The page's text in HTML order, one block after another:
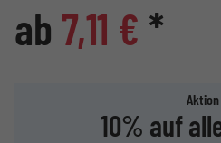
ab 7,11 € *
Aktion
10% auf